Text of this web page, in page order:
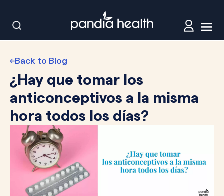
Back to Blog
¿Hay que tomar los
anticonceptivos a la misma
hora todos los días?